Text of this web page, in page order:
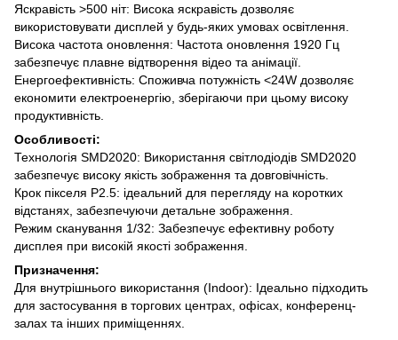
Яскравість >500 ніт: Висока яскравість дозволяє
використовувати дисплей у будь-яких умовах освітлення.
Висока частота оновлення: Частота оновлення 1920 Гц
забезпечує плавне відтворення відео та анімації.
Енергоефективність: Споживча потужність <24W дозволяє
економити електроенергію, зберігаючи при цьому високу
продуктивність.
Особливості:
Технологія SMD2020: Використання світлодіодів SMD2020
забезпечує високу якість зображення та довговічність.
Крок пікселя P2.5: ідеальний для перегляду на коротких
відстанях, забезпечуючи детальне зображення.
Режим сканування 1/32: Забезпечує ефективну роботу
дисплея при високій якості зображення.
Призначення:
Для внутрішнього використання (Indoor): Ідеально підходить
для застосування в торгових центрах, офісах, конференц-
залах та інших приміщеннях.